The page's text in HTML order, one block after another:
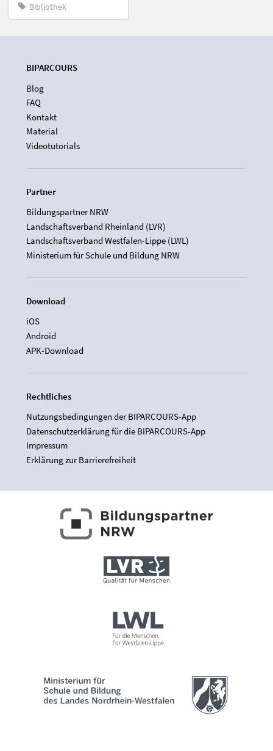
Bibliothek
BIPARCOURS
Blog
FAQ
Kontakt
Material
Videotutorials
Partner
Bildungspartner NRW
Landschaftsverband Rheinland (LVR)
Landschaftsverband Westfalen-Lippe (LWL)
Ministerium für Schule und Bildung NRW
Download
iOS
Android
APK-Download
Rechtliches
Nutzungsbedingungen der BIPARCOURS-App
Datenschutzerklärung für die BIPARCOURS-App
Impressum
Erklärung zur Barrierefreiheit